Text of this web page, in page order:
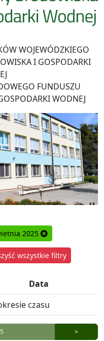
WOJEWÓDZKIEGO
I GOSPODARKI
FUNDUSZU
WODNEJ
2025
wszystkie filtry
Data
czasu
>